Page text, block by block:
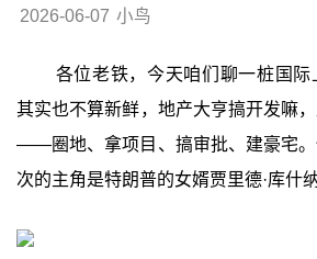
2026-06-07 小鸟
各位老铁，今天咱们聊一桩国
其实也不算新鲜，地产大亨搞开发嘛
——圈地、拿项目、搞审批、建豪宅
次的主角是特朗普的女婿贾里德·库什